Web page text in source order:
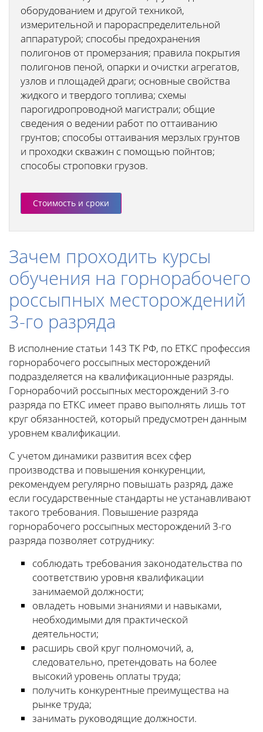
оборудованием и другой техникой,
измерительной и парораспределительной
аппаратурой; способы предохранения
полигонов от промерзания; правила покрытия
полигонов пеной, опарки и очистки агрегатов,
узлов и площадей драги; основные свойства
жидкого и твердого топлива; схемы
парогидропроводной магистрали; общие
сведения о ведении работ по оттаиванию
грунтов; способы оттаивания мерзлых грунтов
и проходки скважин с помощью пойнтов;
способы строповки грузов.
Стоимость и сроки
Зачем проходить курсы
обучения на горнорабочего
россыпных месторождений
3-го разряда
В исполнение статьи 143 ТК РФ, по ЕТКС профессия
горнорабочего россыпных месторождений
подразделяется на квалификационные разряды.
Горнорабочий россыпных месторождений 3-го
разряда по ЕТКС имеет право выполнять лишь тот
круг обязанностей, который предусмотрен данным
уровнем квалификации.
С учетом динамики развития всех сфер
производства и повышения конкуренции,
рекомендуем регулярно повышать разряд, даже
если государственные стандарты не устанавливают
такого требования. Повышение разряда
горнорабочего россыпных месторождений 3-го
разряда позволяет сотруднику:
соблюдать требования законодательства по
соответствию уровня квалификации
занимаемой должности;
овладеть новыми знаниями и навыками,
необходимыми для практической
деятельности;
расширь свой круг полномочий, а,
следовательно, претендовать на более
высокий уровень оплаты труда;
получить конкурентные преимущества на
рынке труда;
занимать руководящие должности.